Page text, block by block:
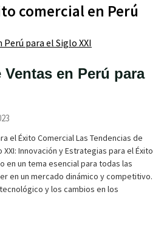
comercial en Perú
en Perú para
el Éxito Comercial Las Tendencias de
Innovación y Estrategias para el Éxito
en un tema esencial para todas las
en un mercado dinámico y competitivo.
y los cambios en los